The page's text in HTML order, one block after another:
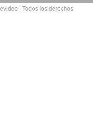
| Todos los derechos